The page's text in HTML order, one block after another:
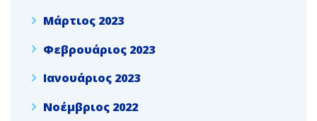
Μάρτιος 2023
Φεβρουάριος 2023
Ιανουάριος 2023
Νοέμβριος 2022